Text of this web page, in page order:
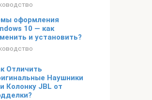
оформления
10 — как
и установить?
Отличить
Наушники
Колонку JBL от